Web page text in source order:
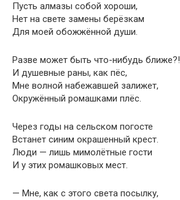
Пусть алмазы собой хороши,
Нет на свете замены берёзкам
Для моей обожжённой души.
Разве может быть что-нибудь ближе?!
И душевные раны, как пёс,
Мне волной набежавшей залижет,
Окружённый ромашками плёс.
Через годы на сельском погосте
Встанет синим окрашенный крест.
Люди — лишь мимолётные гости
И у этих ромашковых мест.
— Мне, как с этого света посылку,